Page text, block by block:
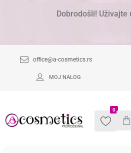
Dobrodošli! Uživajte
office@a-cosmetics.rs
MOJ NALOG
0